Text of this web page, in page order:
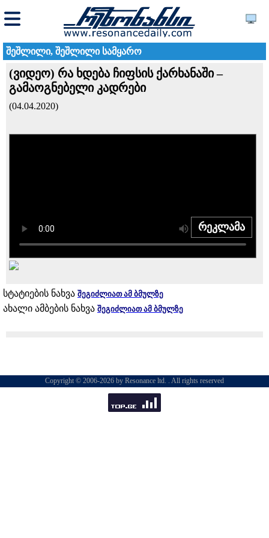
შეშლილი, შეშლილი სამყარო
(ვიდეო) რა ხდება ჩიფსის ქარხანაში –
გამაოგნებელი კადრები
(04.04.2020)
რეკლამა
სტატიების ნახვა შეგიძლიათ ამ ბმულზე
ახალი ამბების ნახვა შეგიძლიათ ამ ბმულზე
Copyright © 2006-2026 by Resonance ltd. . All rights reserved